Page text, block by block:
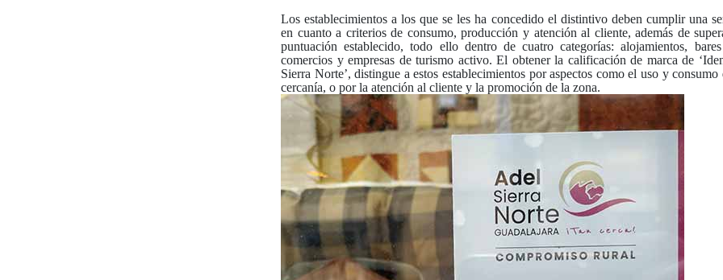
Los establecimientos a los que se les ha concedido el distintivo deben cumplir una
en cuanto a criterios de consumo, producción y atención al cliente, además de
puntuación establecido, todo ello dentro de cuatro categorías: alojamientos,
comercios y empresas de turismo activo. El obtener la calificación de marca de
Sierra Norte’, distingue a estos establecimientos por aspectos como el uso y
cercanía, o por la atención al cliente y la promoción de la zona.